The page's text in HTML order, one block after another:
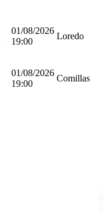
01/08/2026
19:00
Loredo
01/08/2026
19:00
Comillas